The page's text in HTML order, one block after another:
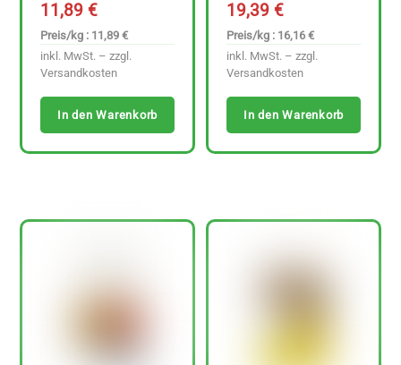
11,89€
Preis/kg : 11,89 €
inkl. MwSt. – zzgl.
Versandkosten
In den Warenkorb
19,39€
Preis/kg : 16,16 €
inkl. MwSt. – zzgl.
Versandkosten
In den Warenkorb